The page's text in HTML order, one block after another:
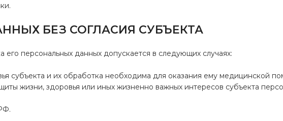
БЕЗ СОГЛАСИЯ СУБЪЕКТА
его персональных данных допускается в следующих случаях:
субъекта и их обработка необходима для оказания ему медицинской
жизни, здоровья или иных жизненно важных интересов субъекта